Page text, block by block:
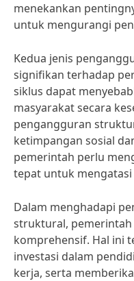
menekankan
untuk mengurangi
Kedua jenis
signifikan terhadap
siklus dapat
masyarakat secara
pengangguran
ketimpangan sosial
pemerintah perlu
tepat untuk
Dalam menghadapi
struktural,
komprehensif. Hal ini
investasi dalam
kerja, serta